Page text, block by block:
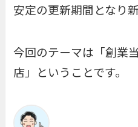
安定の更新期間となり
今回のテーマは「創業
店」ということです。